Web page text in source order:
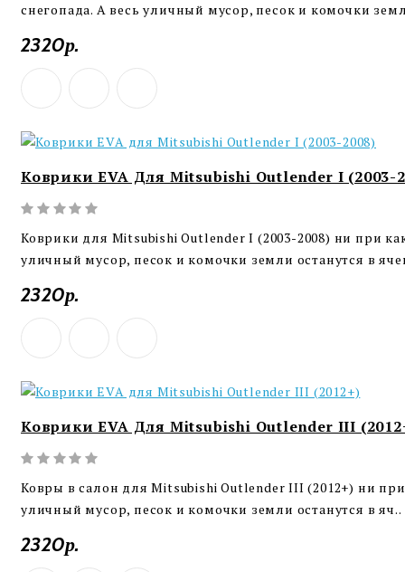
снегопада. А весь уличный мусор, песок и комочки
2320р.
Коврики EVA Для Mitsubishi Outlender I (2003-
Коврики для Mitsubishi Outlender I (2003-2008) ни при
уличный мусор, песок и комочки земли останутся в
2320р.
Коврики EVA Для Mitsubishi Outlender III
Ковры в салон для Mitsubishi Outlender III (2012+) ни
уличный мусор, песок и комочки земли останутся в яч..
2320р.